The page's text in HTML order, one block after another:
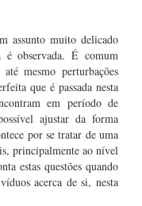
assunto muito delicado
observada. É comum
mesmo perturbações
que é passada nesta
em período de
ajustar da forma
por se tratar de uma
principalmente ao nível
estas questões quando
acerca de si, nesta